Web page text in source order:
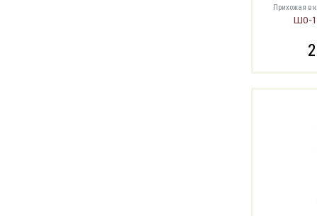
Прихожая в
ШО-1